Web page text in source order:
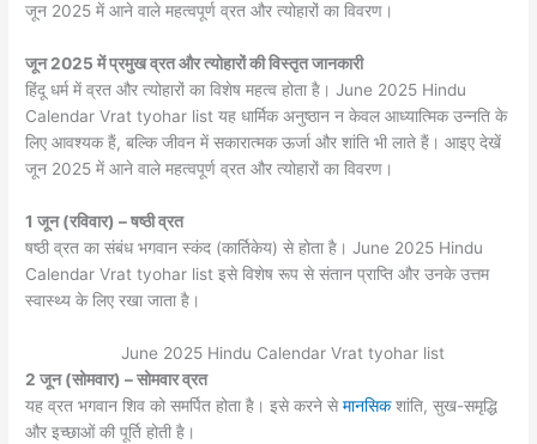
जून 2025 में आने वाले महत्वपूर्ण व्रत और त्योहारों का विवरण।
जून 2025 में प्रमुख व्रत और त्योहारों की विस्तृत जानकारी
हिंदू धर्म में व्रत और त्योहारों का विशेष महत्व होता है। June 2025 Hindu
Calendar Vrat tyohar list यह धार्मिक अनुष्ठान न केवल आध्यात्मिक उन्नति के
लिए आवश्यक हैं, बल्कि जीवन में सकारात्मक ऊर्जा और शांति भी लाते हैं। आइए देखें
जून 2025 में आने वाले महत्वपूर्ण व्रत और त्योहारों का विवरण।
1 जून (रविवार) – षष्ठी व्रत
षष्ठी व्रत का संबंध भगवान स्कंद (कार्तिकेय) से होता है। June 2025 Hindu
Calendar Vrat tyohar list इसे विशेष रूप से संतान प्राप्ति और उनके उत्तम
स्वास्थ्य के लिए रखा जाता है।
June 2025 Hindu Calendar Vrat tyohar list
2 जून (सोमवार) – सोमवार व्रत
यह व्रत भगवान शिव को समर्पित होता है। इसे करने सेमानसिकशांति, सुख-समृद्धि
और इच्छाओं की पूर्ति होती है।